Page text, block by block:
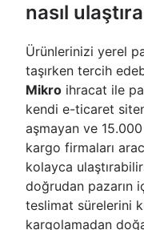
nasıl
Ürünlerinizi yerel
taşırken tercih
Mikro ihracat ile
kendi e-ticaret
aşmayan ve
kargo firmaları
kolayca
doğrudan pazarın
teslimat sürelerini
kargolamadan